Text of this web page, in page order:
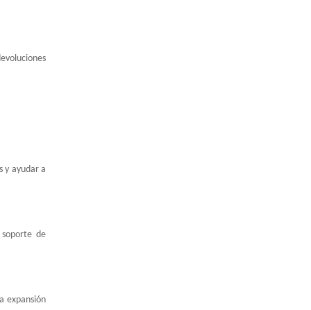
y ayudar a
de
expansión